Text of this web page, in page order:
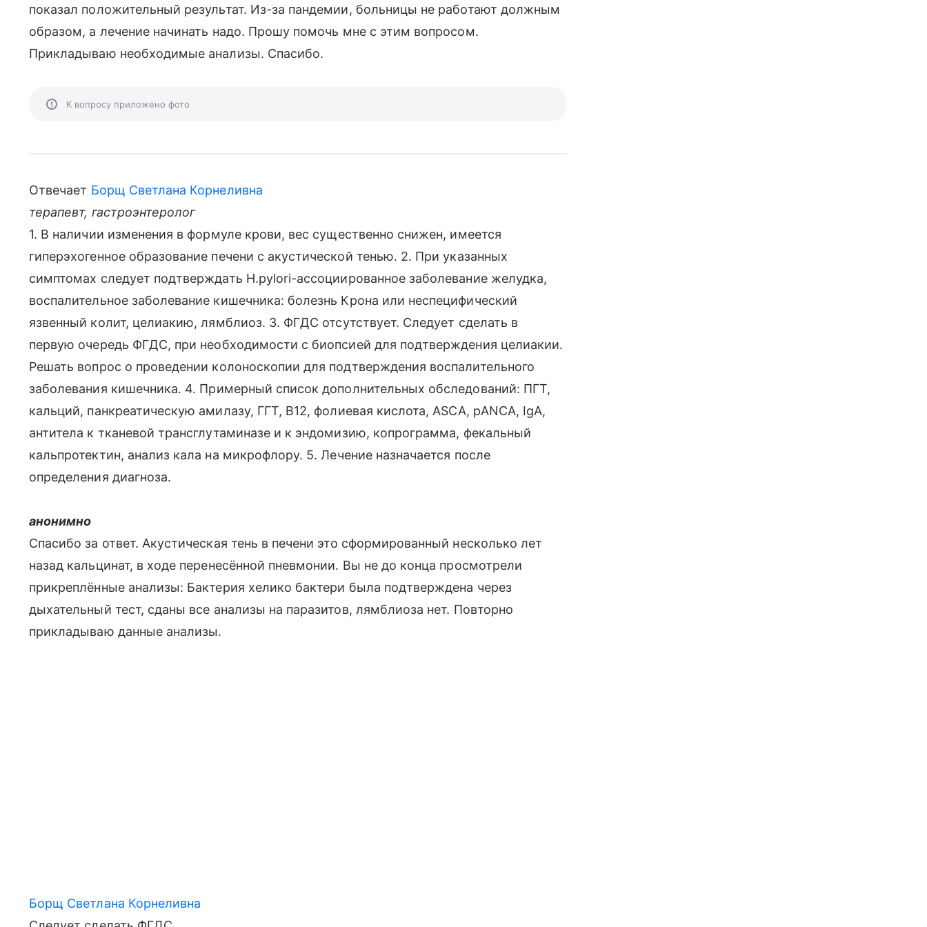
показал положительный результат. Из-за пандемии, больницы не работают должным
образом, а лечение начинать надо. Прошу помочь мне с этим вопросом.
Прикладываю необходимые анализы. Спасибо.
К вопросу приложено фото
Отвечает Борщ Светлана Корнеливна
терапевт, гастроэнтеролог
1. В наличии изменения в формуле крови, вес существенно снижен, имеется
гиперэхогенное образование печени с акустической тенью. 2. При указанных
симптомах следует подтверждать H.pylori-ассоциированное заболевание желудка,
воспалительное заболевание кишечника: болезнь Крона или неспецифический
язвенный колит, целиакию, лямблиоз. 3. ФГДС отсутствует. Следует сделать в
первую очередь ФГДС, при необходимости с биопсией для подтверждения целиакии.
Решать вопрос о проведении колоноскопии для подтверждения воспалительного
заболевания кишечника. 4. Примерный список дополнительных обследований: ПГТ,
кальций, панкреатическую амилазу, ГГТ, В12, фолиевая кислота, ASCA, рANCA, IgА,
антитела к тканевой трансглутаминазе и к эндомизию, копрограмма, фекальный
кальпротектин, анализ кала на микрофлору. 5. Лечение назначается после
определения диагноза.
анонимно
Спасибо за ответ. Акустическая тень в печени это сформированный несколько лет
назад кальцинат, в ходе перенесённой пневмонии. Вы не до конца просмотрели
прикреплённые анализы: Бактерия хелико бактери была подтверждена через
дыхательный тест, сданы все анализы на паразитов, лямблиоза нет. Повторно
прикладываю данные анализы.
Борщ Светлана Корнеливна